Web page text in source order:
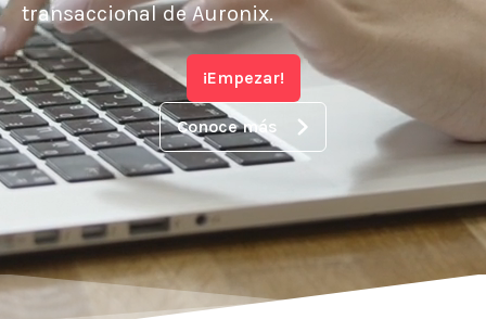
transaccional de Auronix.
¡Empezar!
Conoce más